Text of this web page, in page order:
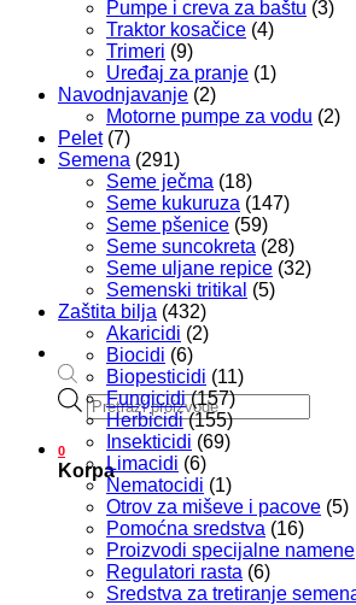
Products
search
0
Korpa
Pumpe i creva za baštu (3)
Traktor kosačice (4)
Trimeri (9)
Uređaj za pranje (1)
Navodnjavanje (2)
Motorne pumpe za vodu (2)
Pelet (7)
Semena (291)
Seme ječma (18)
Seme kukuruza (147)
Seme pšenice (59)
Seme suncokreta (28)
Seme uljane repice (32)
Semenski tritikal (5)
Zaštita bilja (432)
Akaricidi (2)
Biocidi (6)
Biopesticidi (11)
Fungicidi (157)
Herbicidi (155)
Insekticidi (69)
Limacidi (6)
Nematocidi (1)
Otrov za miševe i pacove (5)
Pomoćna sredstva (16)
Proizvodi specijalne namene
Regulatori rasta (6)
Sredstva za tretiranje